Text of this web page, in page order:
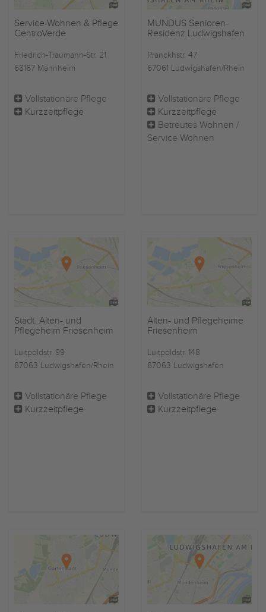
Service-Wohnen & Pflege
CentroVerde
Friedrich-Traumann-Str. 21
68167 Mannheim
Vollstationäre Pflege
Kurzzeitpflege
MUNDUS Senioren-
Residenz Ludwigshafen
Pranckhstr. 47
67061 Ludwigshafen/Rhein
Vollstationäre Pflege
Kurzzeitpflege
Betreutes Wohnen /
Service Wohnen
Städt. Alten- und
Pflegeheim Friesenheim
Luitpoldstr. 99
67063 Ludwigshafen/Rhein
Vollstationäre Pflege
Kurzzeitpflege
Alten- und Pflegeheime
Friesenheim
Luitpoldstr. 148
67063 Ludwigshafen
Vollstationäre Pflege
Kurzzeitpflege